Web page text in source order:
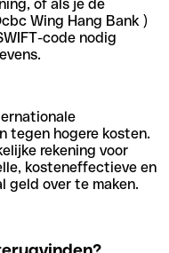
of als je de
Wing Hang Bank )
code nodig
tegen hogere kosten.
rekening voor
kosteneffectieve en
geld over te maken.